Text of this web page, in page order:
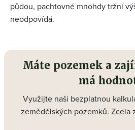
půdou, pachtovné mnohdy tržní
neodpovídá.
Máte pozemek a
má
Využijte naši bezplatnou
zemědělských pozemků. Zcela